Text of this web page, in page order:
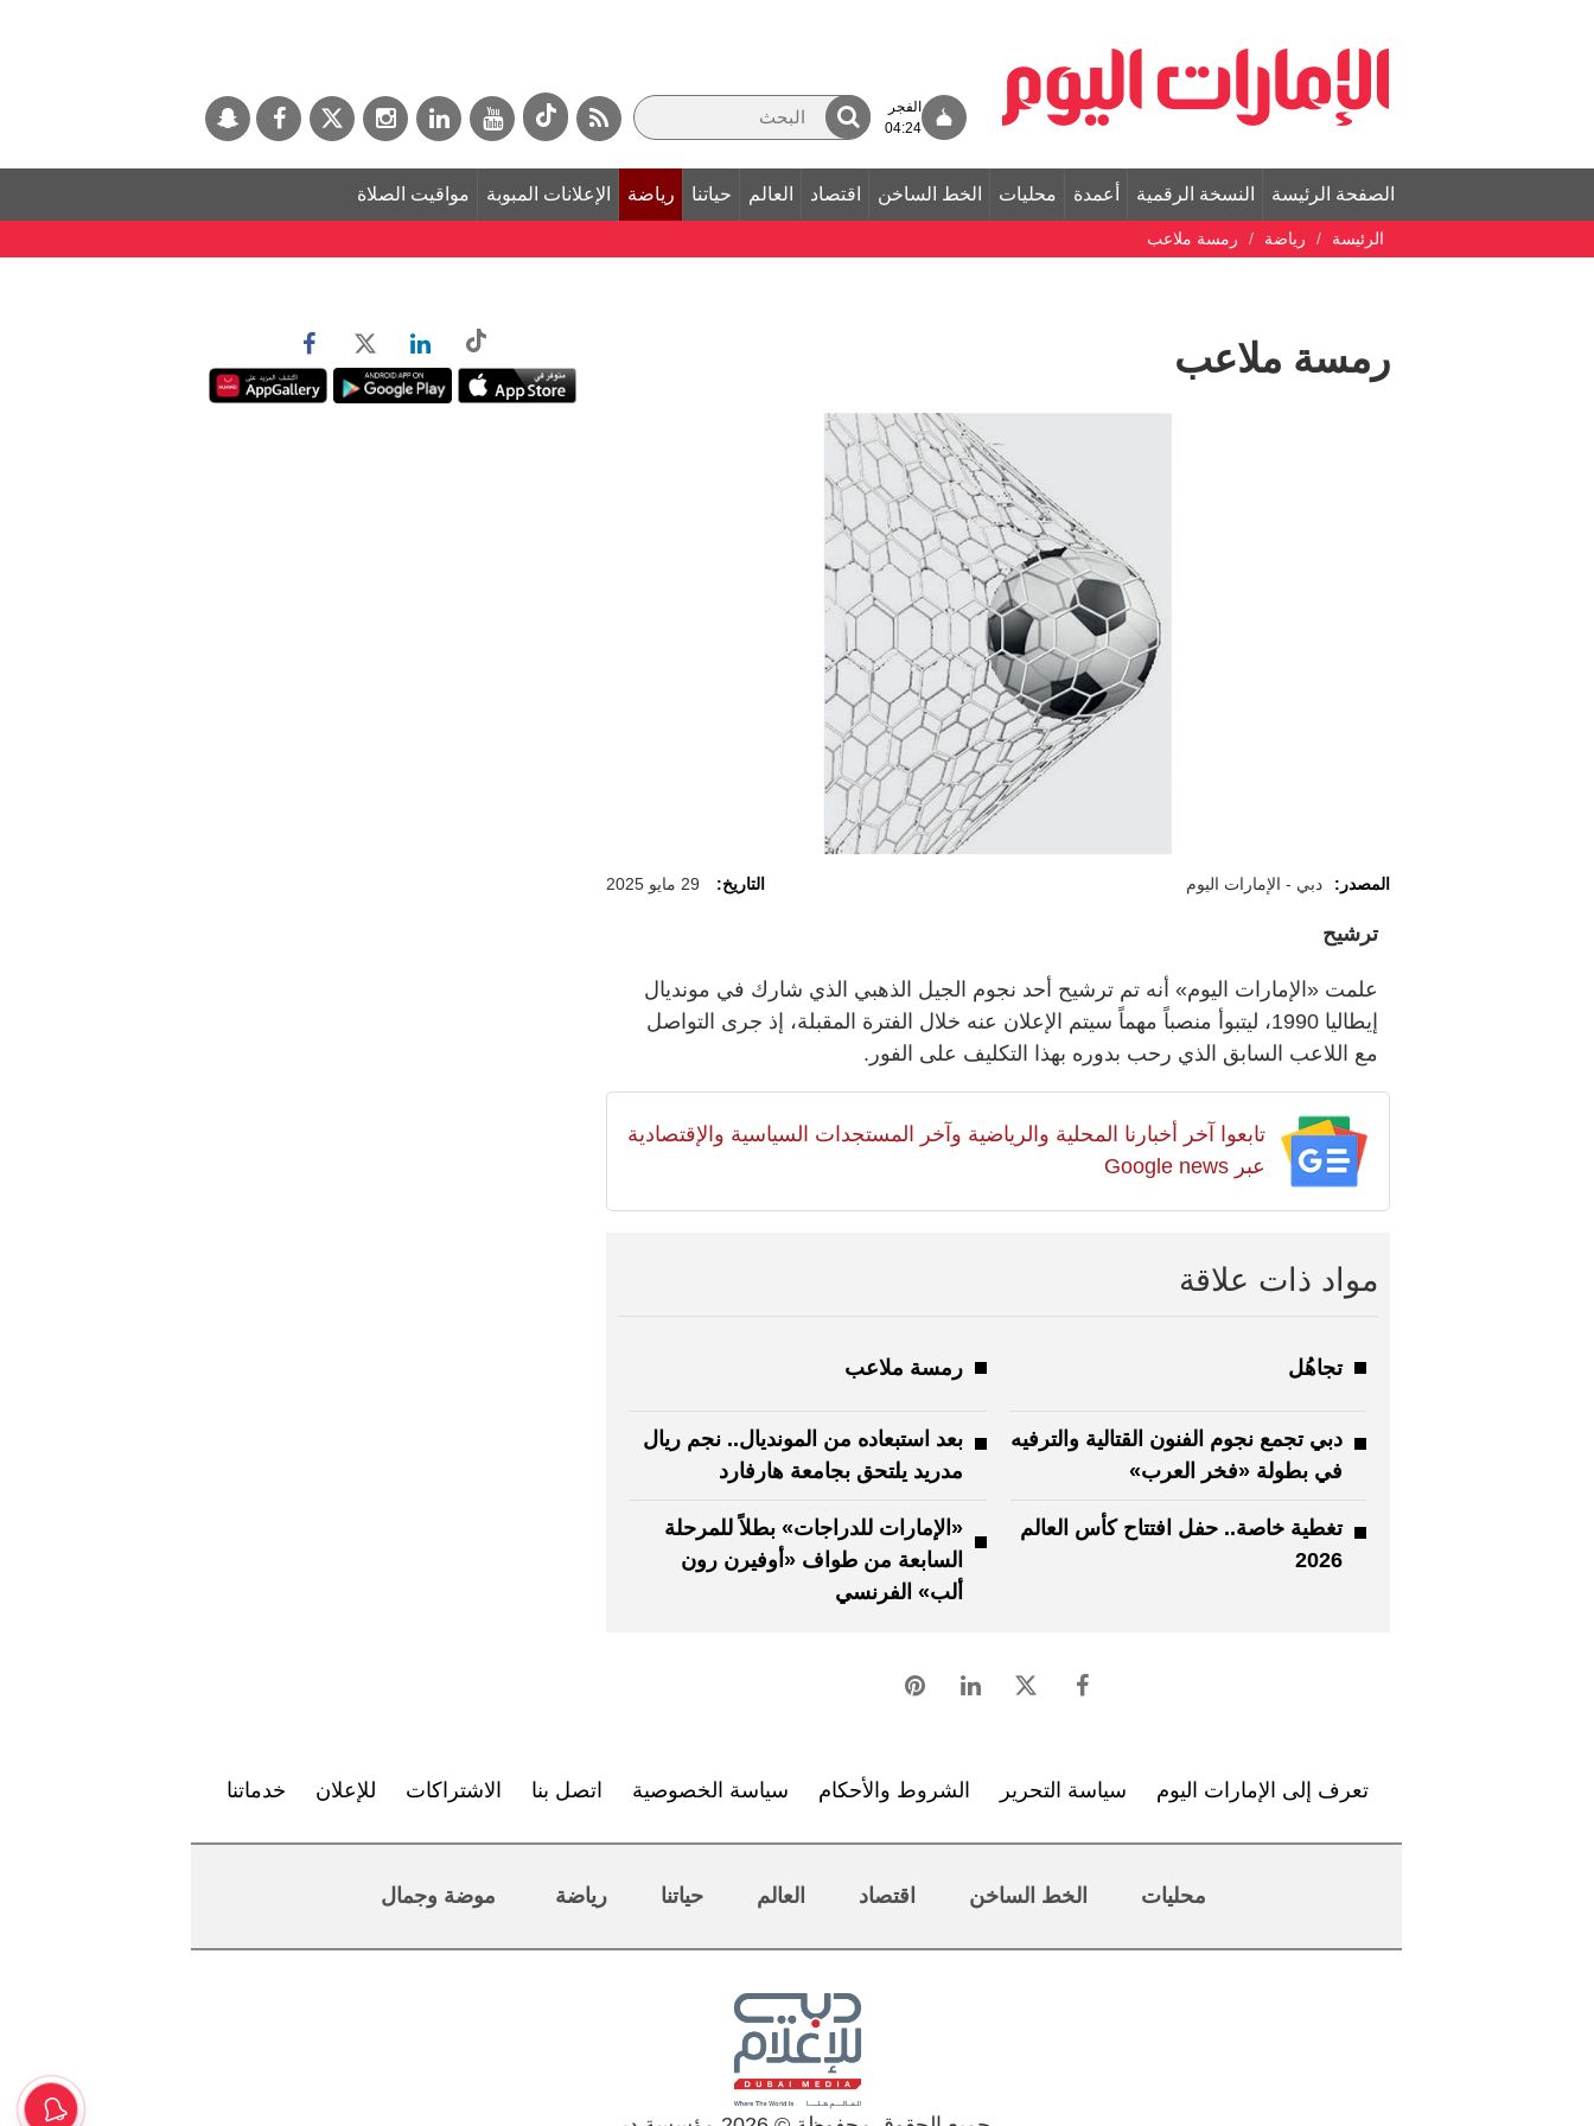
الفجر
04:24
الصفحة الرئيسة النسخة الرقمية أعمدة محليات الخط الساخن اقتصاد العالم حياتنا رياضة الإعلانات المبوبة مواقيت الصلاة
الرئيسة رياضة رمسة ملاعب
رمسة ملاعب
المصدر: دبي - الإمارات اليوم التاريخ: 29 مايو 2025
ترشيح
علمت «الإمارات اليوم» أنه تم ترشيح أحد نجوم الجيل الذهبي الذي شارك في مونديال
إيطاليا 1990، ليتبوأ منصباً مهماً سيتم الإعلان عنه خلال الفترة المقبلة، إذ جرى التواصل
مع اللاعب السابق الذي رحب بدوره بهذا التكليف على الفور.
تابعوا آخر أخبارنا المحلية والرياضية وآخر المستجدات السياسية والإقتصادية
عبر Google news
مواد ذات علاقة
تجاهُل رمسة ملاعب
دبي تجمع نجوم الفنون القتالية والترفيه
في بطولة «فخر العرب»
بعد استبعاده من المونديال.. نجم ريال
مدريد يلتحق بجامعة هارفارد
تغطية خاصة.. حفل افتتاح كأس العالم
2026
«الإمارات للدراجات» بطلاً للمرحلة
السابعة من طواف «أوفيرن رون
ألب» الفرنسي
تعرف إلى الإمارات اليوم سياسة التحرير الشروط والأحكام سياسة الخصوصية اتصل بنا الاشتراكات للإعلان خدماتنا
محليات الخط الساخن اقتصاد العالم حياتنا رياضة موضة وجمال